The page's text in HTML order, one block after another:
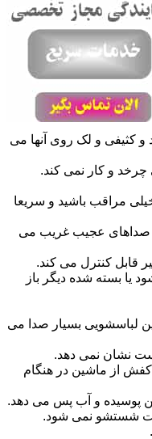
کثیفی و لک روی آنها می
و کار نمی کند.
مراقب باشید و سریعا
صداهای عجیب غریب می
قابل کنترل می کند.
یا بسته شده دیگر باز
لباسشویی بسیار صدا می
نشان نمی دهد.
از ماشین در هنگام
پوسیده و آب پس می دهد.
شستشو نمی شود.